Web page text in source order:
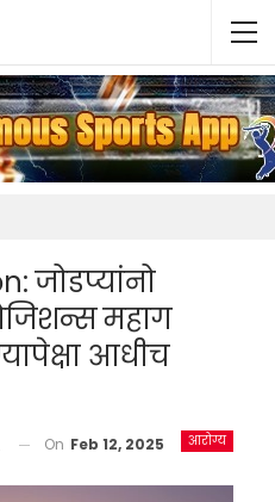
जोडप्यांनो
महाग
आधीच
आरोग्य
On Feb 12, 2025